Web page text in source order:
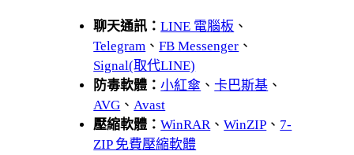
聊天通訊：LINE 電腦板 、
Telegram 、FB Messenger 、
Signal(取代LINE)
防毒軟體：小紅傘 、卡巴斯基 、
AVG 、 Avast
壓縮軟體：WinRAR 、WinZIP 、 7-
ZIP 免費壓縮軟體